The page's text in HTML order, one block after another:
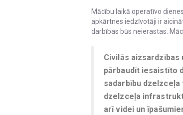
Mācību laikā operatīvo
apkārtnes iedzīvotāji ir
darbības būs neierastas.
Civilās
pārbaudīt iesaistīto
sadarbību
dzelzceļa
arī videi un